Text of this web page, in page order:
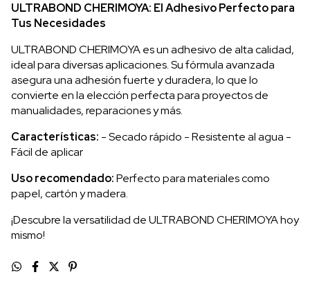
ULTRABOND CHERIMOYA: El Adhesivo Perfecto para
Tus Necesidades
ULTRABOND CHERIMOYA es un adhesivo de alta calidad,
ideal para diversas aplicaciones. Su fórmula avanzada
asegura una adhesión fuerte y duradera, lo que lo
convierte en la elección perfecta para proyectos de
manualidades, reparaciones y más.
Características: - Secado rápido - Resistente al agua -
Fácil de aplicar
Uso recomendado:Perfecto para materiales como
papel, cartón y madera.
¡Descubre la versatilidad de ULTRABOND CHERIMOYA hoy
mismo!